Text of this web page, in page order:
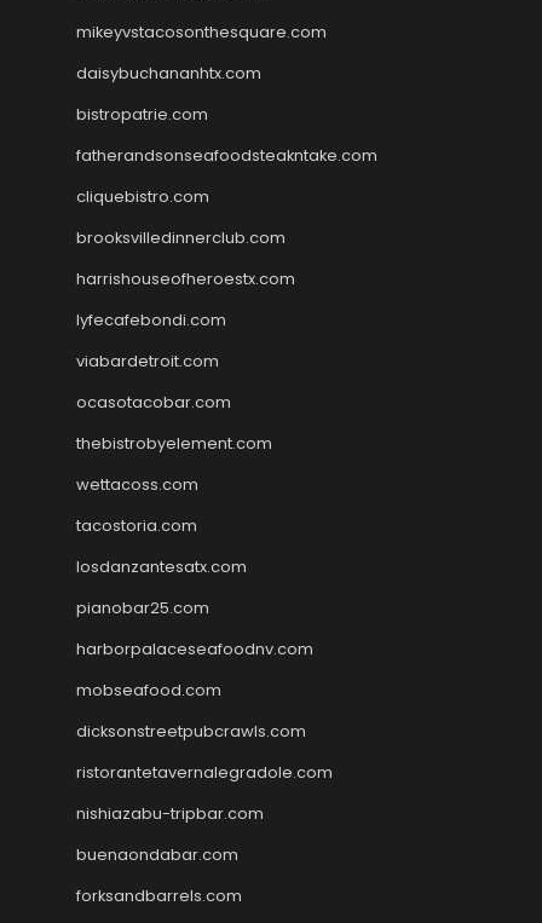
mikeyvstacosonthesquare.com
daisybuchananhtx.com
bistropatrie.com
fatherandsonseafoodsteakntake.com
cliquebistro.com
brooksvilledinnerclub.com
harrishouseofheroestx.com
lyfecafebondi.com
viabardetroit.com
ocasotacobar.com
thebistrobyelement.com
wettacoss.com
tacostoria.com
losdanzantesatx.com
pianobar25.com
harborpalaceseafoodnv.com
mobseafood.com
dicksonstreetpubcrawls.com
ristorantetavernalegradole.com
nishiazabu-tripbar.com
buenaondabar.com
forksandbarrels.com